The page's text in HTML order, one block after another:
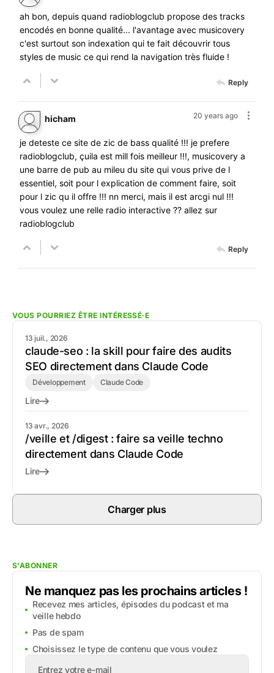
ah bon, depuis quand radioblogclub propose des tracks
encodés en bonne qualité... l'avantage avec musicovery
c'est surtout son indexation qui te fait découvrir tous
styles de music ce qui rend la navigation très fluide !
Reply
20 years ago
hicham
je deteste ce site de zic de bass qualité !!! je prefere
radioblogclub, çuila est mill fois meilleur !!!, musicovery a
une barre de pub au mileu du site qui vous prive de l
essentiel, soit pour l explication de comment faire, soit
pour l zic qu il offre !!! nn merci, mais il est arcgi nul !!!
vous voulez une relle radio interactive ?? allez sur
radioblogclub
Reply
VOUS POURRIEZ ÊTRE INTÉRESSÉ·E
13 juil., 2026
claude-seo : la skill pour faire des audits
SEO directement dans Claude Code
Développement Claude Code
Lire
13 avr., 2026
/veille et /digest : faire sa veille techno
directement dans Claude Code
Lire
Charger plus
S'ABONNER
Ne manquez pas les prochains articles !
Recevez mes articles, épisodes du podcast et ma
veille hebdo
Pas de spam
Choisissez le type de contenu que vous voulez